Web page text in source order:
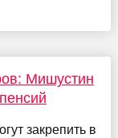
Мишустин
закрепить в